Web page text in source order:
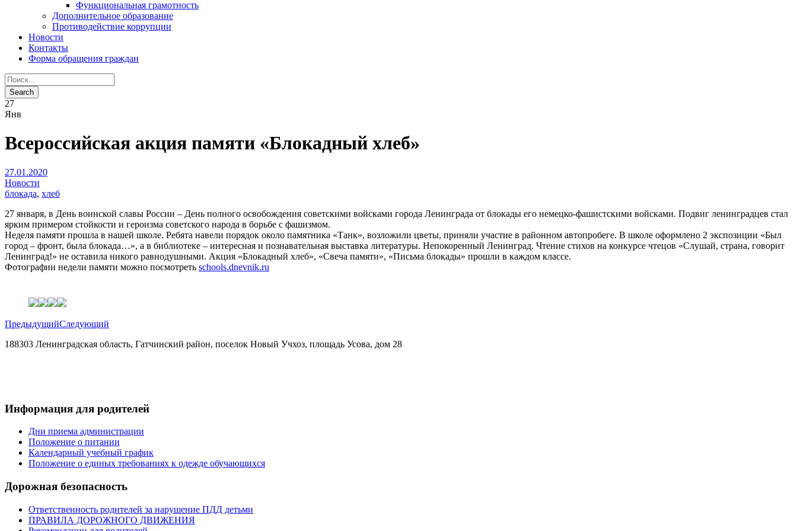
Функциональная грамотность
Дополнительное образование
Противодействие коррупции
Новости
Контакты
Форма обращения граждан
27
Янв
Всероссийская акция памяти «Блокадный хлеб»
27.01.2020
Новости
блокада, хлеб
27 января, в День воинской славы России – День полного освобождения советскими войсками города Ленинграда от блокады его немецко-фашистскими войсками. Подвиг ленинградцев стал
ярким примером стойкости и героизма советского народа в борьбе с фашизмом.
Неделя памяти прошла в нашей школе. Ребята навели порядок около памятника «Танк», возложили цветы, приняли участие в районном автопробеге. В школе оформлено 2 экспозиции «Был
город – фронт, была блокада…», а в библиотеке – интересная и познавательная выставка литературы. Непокоренный Ленинград. Чтение стихов на конкурсе чтецов «Слушай, страна, говорит
Ленинград!» не оставила никого равнодушными. Акция «Блокадный хлеб», «Свеча памяти», «Письма блокады» прошли в каждом классе.
Фотографии недели памяти можно посмотреть schools.dnevnik.ru
ПредыдущийСледующий
188303 Ленинградская область, Гатчинский район, поселок Новый Учхоз, площадь Усова, дом 28
Информация для родителей
Дни приема администрации
Положение о питании
Календарный учебный график
Положение о единых требованиях к одежде обучающихся
Дорожная безопасность
Ответственность родителей за нарушение ПДД детьми
ПРАВИЛА ДОРОЖНОГО ДВИЖЕНИЯ